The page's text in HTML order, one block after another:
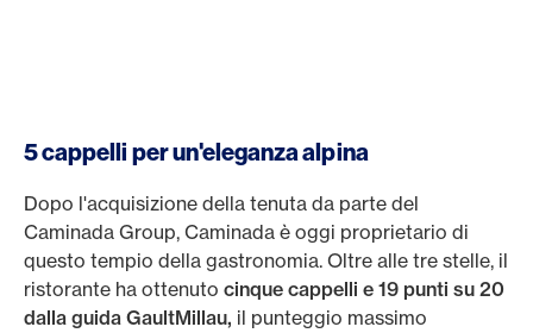
5 cappelli per un'eleganza alpina
Dopo l'acquisizione della tenuta da parte del
Caminada Group, Caminada è oggi proprietario di
questo tempio della gastronomia. Oltre alle tre stelle, il
ristorante ha ottenuto cinque cappelli e 19 punti su 20
dalla guida GaultMillau, il punteggio massimo